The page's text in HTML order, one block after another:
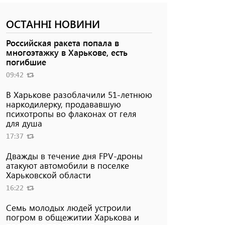
ОСТАННІ НОВИНИ
Российская ракета попала в
многоэтажку в Харькове, есть
погибшие
09:42
В Харькове разоблачили 51-летнюю
наркодилерку, продававшую
психотропы во флаконах от геля
для душа
17:37
Дважды в течение дня FPV-дроны
атакуют автомобили в поселке
Харьковской области
16:22
Семь молодых людей устроили
погром в общежитии Харькова и